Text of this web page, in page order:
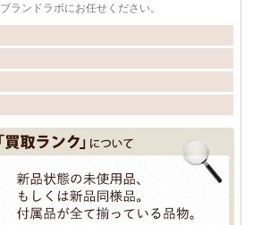
ランドラボにお任せください。